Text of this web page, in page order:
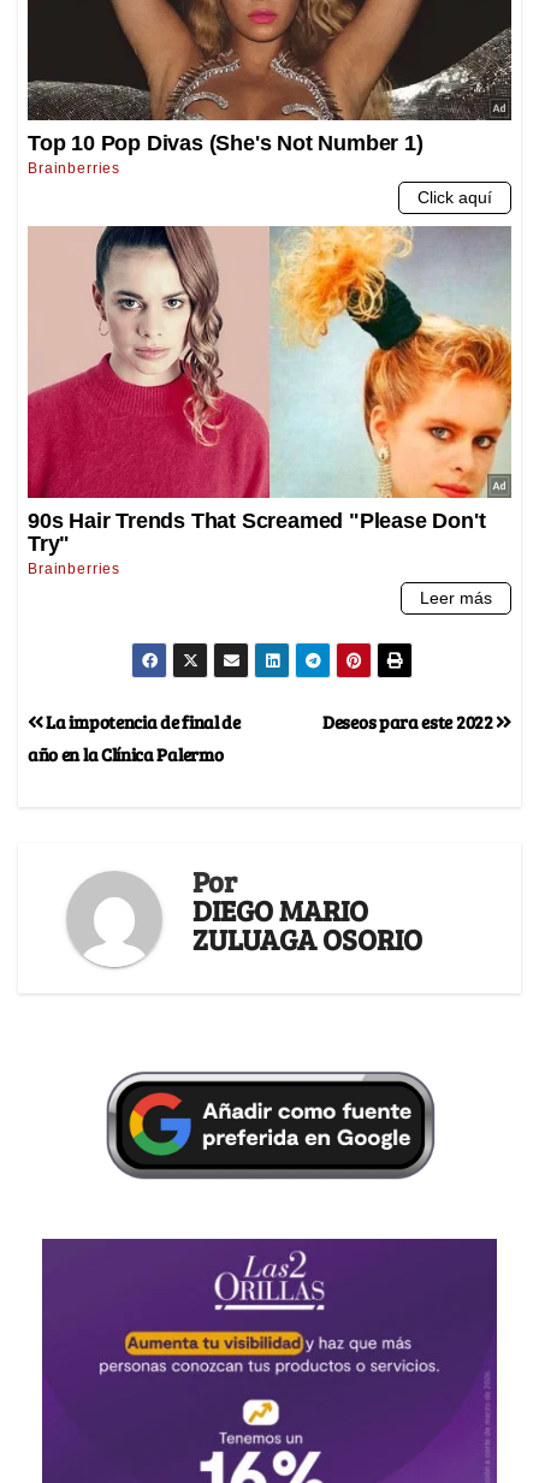
Deseos para este 2022
La impotencia de final de
año en la Clínica Palermo
Por
DIEGO MARIO
ZULUAGA OSORIO